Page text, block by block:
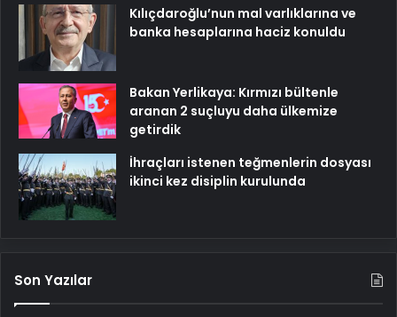
Kılıçdaroğlu’nun mal varlıklarına ve
banka hesaplarına haciz konuldu
Bakan Yerlikaya: Kırmızı bültenle
aranan 2 suçluyu daha ülkemize
getirdik
İhraçları istenen teğmenlerin dosyası
ikinci kez disiplin kurulunda
Son Yazılar